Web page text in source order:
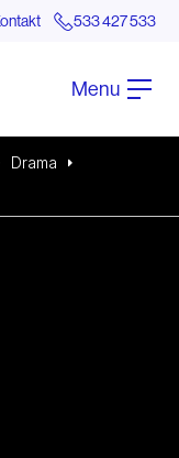
533 427 533
Menu
Drama